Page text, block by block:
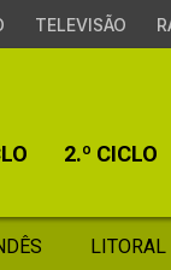
TELEVISÃO
2.º CICLO
LITORAL